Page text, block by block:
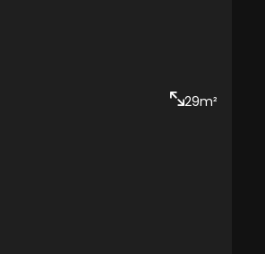
29m²